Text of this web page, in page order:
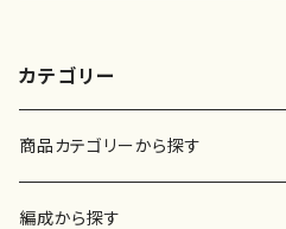
カテゴリー
商品カテゴリーから探す
楽譜
編成から探す